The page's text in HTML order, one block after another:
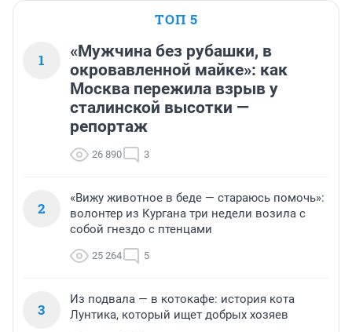
ТОП 5
1
«Мужчина без рубашки, в
окровавленной майке»: как
Москва пережила взрыв у
сталинской высотки —
репортаж
26 890 3
2
«Вижу животное в беде — стараюсь помочь»:
волонтер из Кургана три недели возила с
собой гнездо с птенцами
25 264 5
3
Из подвала — в котокафе: история кота
Лунтика, который ищет добрых хозяев